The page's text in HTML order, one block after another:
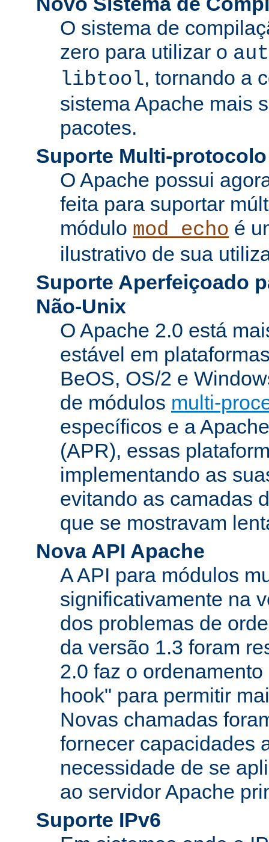
O sistema de
zero para utilizar o
libtool, tornando a
sistema Apache mais
pacotes.
Suporte Multi-protocolo
O Apache possui
feita para suportar
módulo mod_echo é
ilustrativo de sua
Suporte Aperfeiçoado
Não-Unix
O Apache 2.0 está
estável em
BeOS, OS/2 e
de módulos multi-
específicos e a
(APR), essas
implementando as
evitando as camadas
que se mostravam
Nova API Apache
A API para módulos
significativamente na
dos problemas de
da versão 1.3 foram
2.0 faz o
hook" para permitir
Novas chamadas
fornecer capacidades
necessidade de se
ao servidor Apache
Suporte IPv6